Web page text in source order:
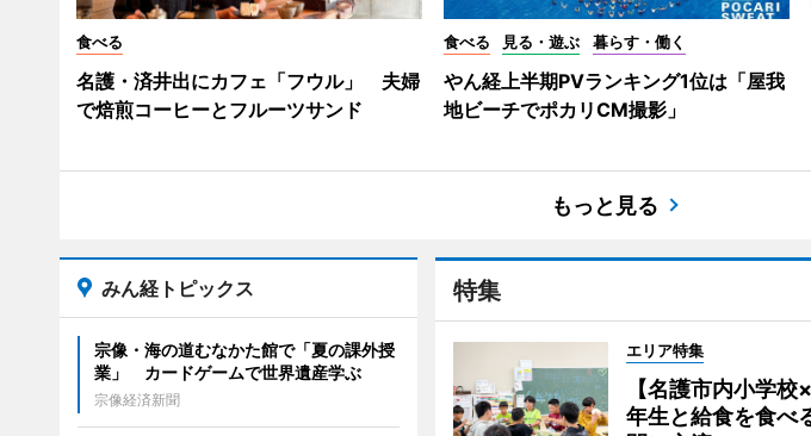
食べる
名護・済井出にカフェ「フウル」 夫婦
で焙煎コーヒーとフルーツサンド
食べる 見る・遊ぶ 暮らす・働く
やん経上半期PVランキング1位は「屋我
地ビーチでポカリCM撮影」
もっと見る
特集
エリア特集
【名護市内小学
年生と給食を食
みん経トピックス
宗像・海の道むなかた館で「夏の課外授
業」 カードゲームで世界遺産学ぶ
宗像経済新聞